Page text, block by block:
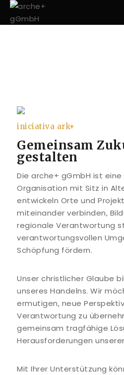
iniciativa ark+
Gemeinsam
gestalten
Die arche+ gGmbH ist
Organisation mit Sitz in
entwickeln Orte und
miteinander verbinden,
regionale Verantwortung
verantwortungsvollen
Schöpfung fördern.
Unser christlicher Glaube
unseres Handelns. Wir
ermutigen, neue
Verantwortung zu
gemeinsam tragfähige
Herausforderungen
Mit Ihrer Unterstützung